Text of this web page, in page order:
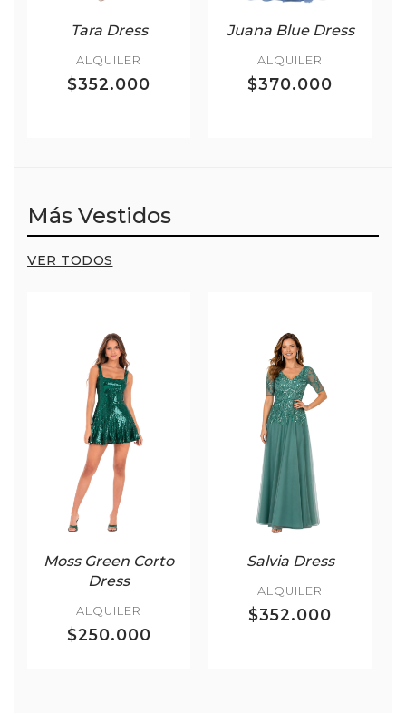
Tara Dress
ALQUILER
$352.000
Juana Blue Dress
ALQUILER
$370.000
Más Vestidos
VER TODOS
Moss Green Corto
Dress
ALQUILER
$250.000
Salvia Dress
ALQUILER
$352.000